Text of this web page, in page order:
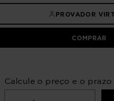
PROVADOR
COMPRAR
Calcule o preço e o